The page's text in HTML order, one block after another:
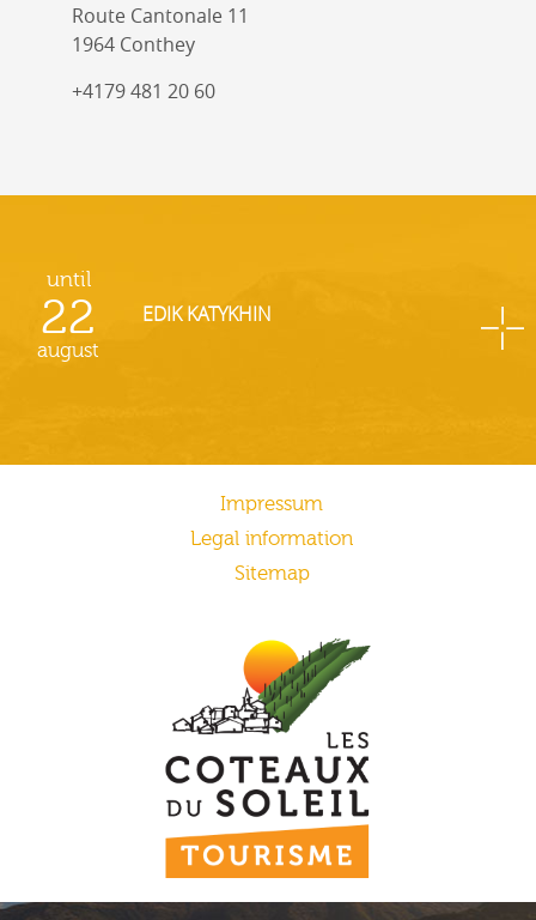
Route Cantonale 11
1964 Conthey
+4179 481 20 60
until
22
august
EDIK KATYKHIN
Impressum
Legal information
Sitemap